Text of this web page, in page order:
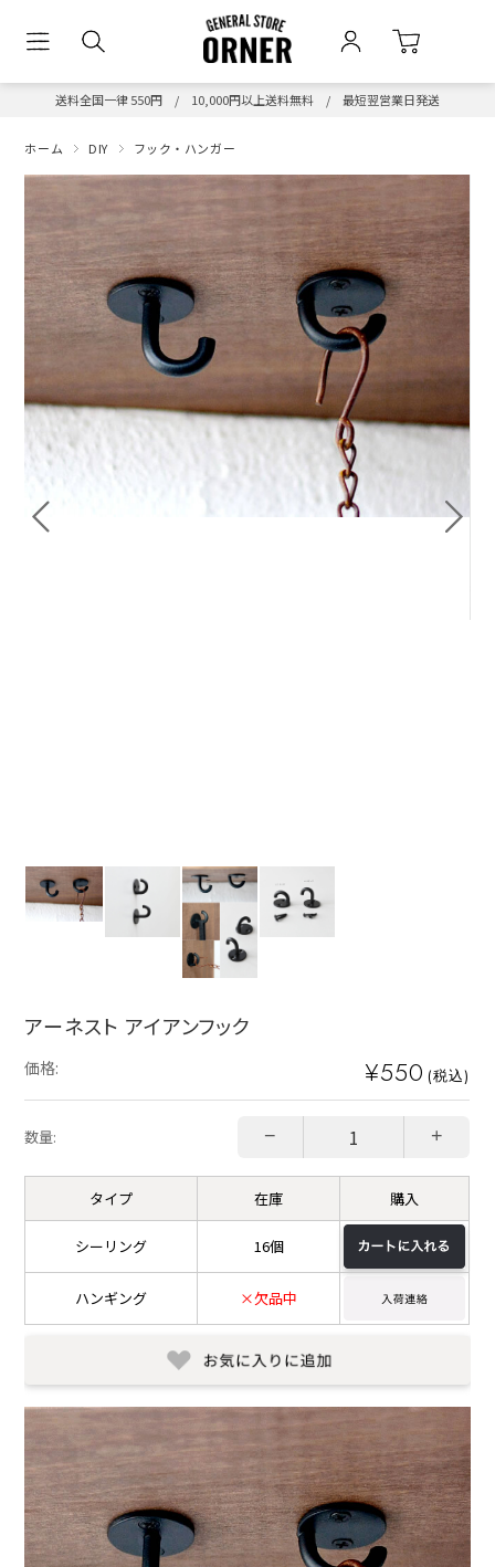
送料全国一律 550円 / 10,000円以上送料無料 / 最短翌営業日発送
ホーム DIY フック・ハンガー
アーネスト アイアンフック
価格: ¥550 (税込)
数量: − +
タイプ 在庫 購入
シーリング 16個
ハンギング ×欠品中